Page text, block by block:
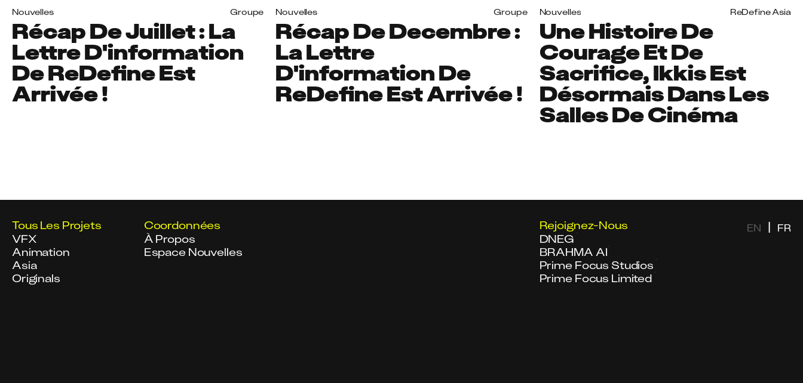
Nouvelles Groupe
Récap De Juillet : La
Lettre D'information
De ReDefine Est
Arrivée !
Nouvelles Groupe
Récap De Decembre :
La Lettre
D'information De
ReDefine Est Arrivée !
Nouvelles ReDefine Asia
Une Histoire De
Courage Et De
Sacrifice, Ikkis Est
Désormais Dans Les
Salles De Cinéma
Tous Les Projets
VFX
Animation
Asia
Originals
Coordonnées
À Propos
Espace Nouvelles
Rejoignez-Nous
DNEG
BRAHMA AI
Prime Focus Studios
Prime Focus Limited
EN | FR